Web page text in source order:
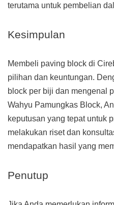
terutama untuk pembelian
Kesimpulan
Membeli paving block di
pilihan dan keuntungan.
block per biji dan mengenal
Wahyu Pamungkas Block,
keputusan yang tepat untuk
melakukan riset dan
mendapatkan hasil yang
Penutup